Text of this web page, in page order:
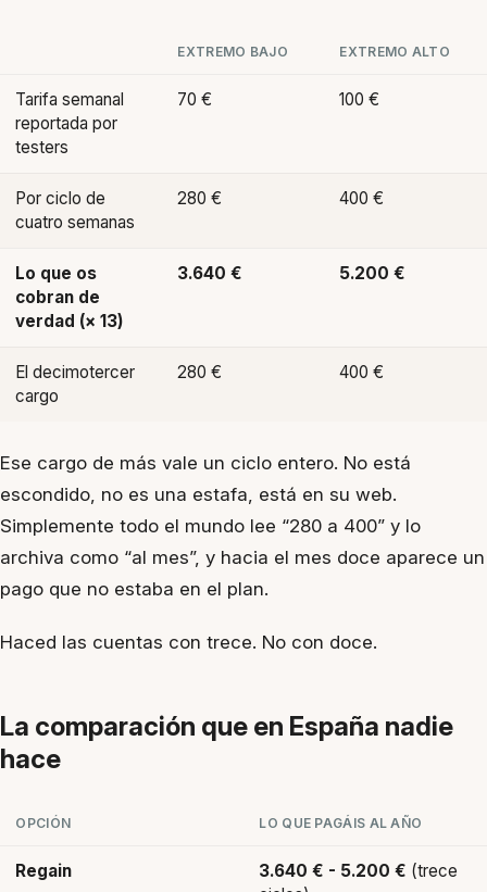
EXTREMO BAJO EXTREMO ALTO
Tarifa semanal
reportada por
testers
70 € 100 €
Por ciclo de
cuatro semanas
280 € 400 €
Lo que os
cobran de
verdad (× 13)
3.640 € 5.200 €
El decimotercer
cargo
280 € 400 €
Ese cargo de más vale un ciclo entero. No está
escondido, no es una estafa, está en su web.
Simplemente todo el mundo lee “280 a 400” y lo
archiva como “al mes”, y hacia el mes doce aparece un
pago que no estaba en el plan.
Haced las cuentas con trece. No con doce.
La comparación que en España nadie
hace
OPCIÓN LO QUE PAGÁIS AL AÑO
Regain 3.640 € - 5.200 € (trece